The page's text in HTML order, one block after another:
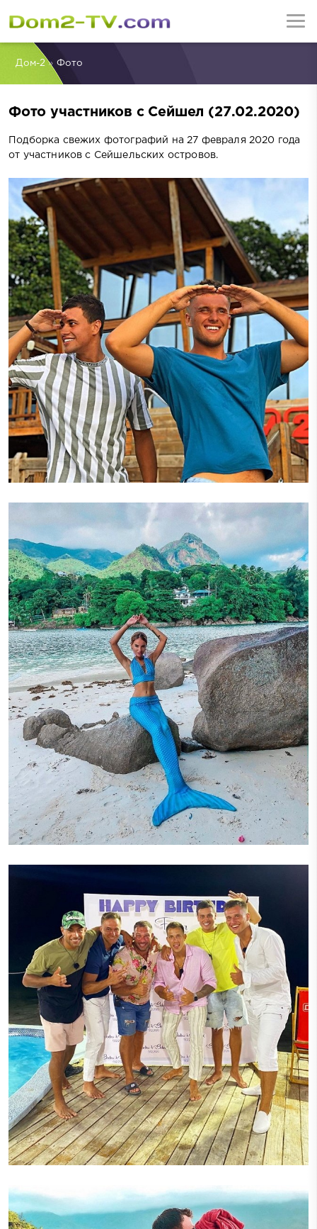
Дом-2» Фото
Фото участников с Сейшел (27.02.2020)
Подборка свежих фотографий на 27 февраля 2020 года
от участников с Сейшельских островов.